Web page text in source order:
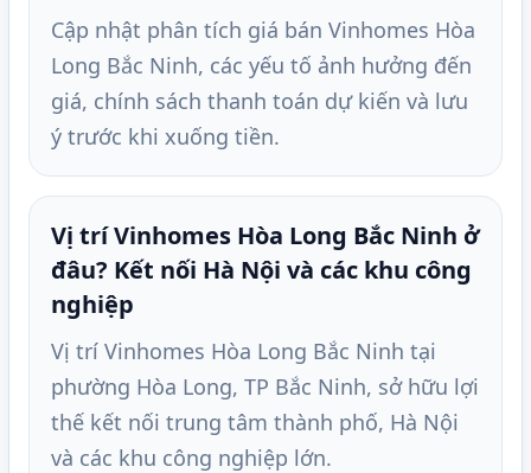
Cập nhật phân tích giá bán Vinhomes Hòa
Long Bắc Ninh, các yếu tố ảnh hưởng đến
giá, chính sách thanh toán dự kiến và lưu
ý trước khi xuống tiền.
Vị trí Vinhomes Hòa Long Bắc Ninh ở
đâu? Kết nối Hà Nội và các khu công
nghiệp
Vị trí Vinhomes Hòa Long Bắc Ninh tại
phường Hòa Long, TP Bắc Ninh, sở hữu lợi
thế kết nối trung tâm thành phố, Hà Nội
và các khu công nghiệp lớn.